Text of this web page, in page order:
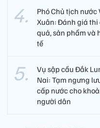
Phó Chủ tịch nước
Xuân: Đánh giá thi
quả, sản phẩm và
tế
Vụ sập cầu Đắk
Nai: Tạm ngưng
cấp nước cho
người dân